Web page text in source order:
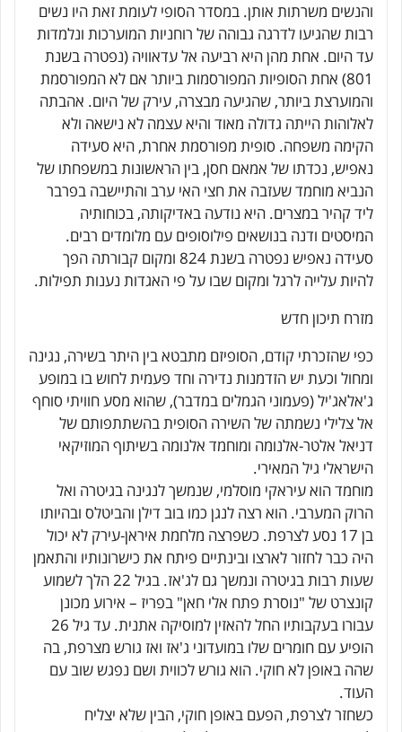
והנשים משרתות אותן. במסדר הסופי לעומת זאת היו נשים
רבות שהגיעו לדרגה גבוהה של רוחניות המוערכות ונלמדות
עד היום. אחת מהן היא רביעה אל עדאוויה (נפטרה בשנת
801) אחת הסופיות המפורסמות ביותר אם לא המפורסמת
והמוערצת ביותר, שהגיעה מבצרה, עירק של היום. אהבתה
לאלוהות הייתה גדולה מאוד והיא עצמה לא נישאה ולא
הקימה משפחה. סופית מפורסמת אחרת, היא סעידה
נאפיש, נכדתו של אמאם חסן, בין הראשונות במשפחתו של
הנביא מוחמד שעזבה את חצי האי ערב והתיישבה בפרבר
ליד קהיר במצרים. היא נודעה באדיקותה, בכוחותיה
המיסטים ודנה בנושאים פילוסופים עם מלומדים רבים.
סעידה נאפיש נפטרה בשנת 824 ומקום קבורתה הפך
להיות עלייה לרגל ומקום שבו על פי האגדות נענות תפילות.
מזרח תיכון חדש
כפי שהזכרתי קודם, הסופיזם מתבטא בין היתר בשירה, נגינה
ומחול וכעת יש הזדמנות נדירה וחד פעמית לחוש בו במופע
ג'אלאג'יל (פעמוני הגמלים במדבר), שהוא מסע חוויתי סוחף
אל צלילי נשמתה של השירה הסופית בהשתתפותם של
דניאל אלטר-אלנומה ומוחמד אלנומה בשיתוף המוזיקאי
הישראלי גיל המאירי.
מוחמד הוא עיראקי מוסלמי, שנמשך לנגינה בגיטרה ואל
הרוק המערבי. הוא רצה לנגן כמו בוב דילן והביטלס ובהיותו
בן 17 נסע לצרפת. כשפרצה מלחמת איראן-עירק לא יכול
היה כבר לחזור לארצו ובינתיים פיתח את כישרונותיו והתאמן
שעות רבות בגיטרה ונמשך גם לג'אז. בגיל 22 הלך לשמוע
קונצרט של "נוסרת פתח אלי חאן" בפריז – אירוע מכונן
עבורו בעקבותיו החל להאזין למוסיקה אתנית. עד גיל 26
הופיע עם חומרים שלו במועדוני ג'אז ואז גורש מצרפת, בה
שהה באופן לא חוקי. הוא גורש לכווית ושם נפגש שוב עם
העוד.
כשחזר לצרפת, הפעם באופן חוקי, הבין שלא יצליח